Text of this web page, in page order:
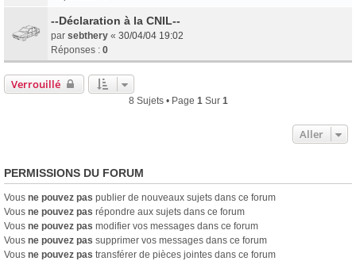
--Déclaration à la CNIL--
par sebthery « 30/04/04 19:02
Réponses : 0
Verrouillé
8 Sujets • Page 1Sur 1
Aller
PERMISSIONS DU FORUM
Vous ne pouvez pas publier de nouveaux sujets dans ce forum
Vous ne pouvez pas répondre aux sujets dans ce forum
Vous ne pouvez pas modifier vos messages dans ce forum
Vous ne pouvez pas supprimer vos messages dans ce forum
Vous ne pouvez pas transférer de pièces jointes dans ce forum